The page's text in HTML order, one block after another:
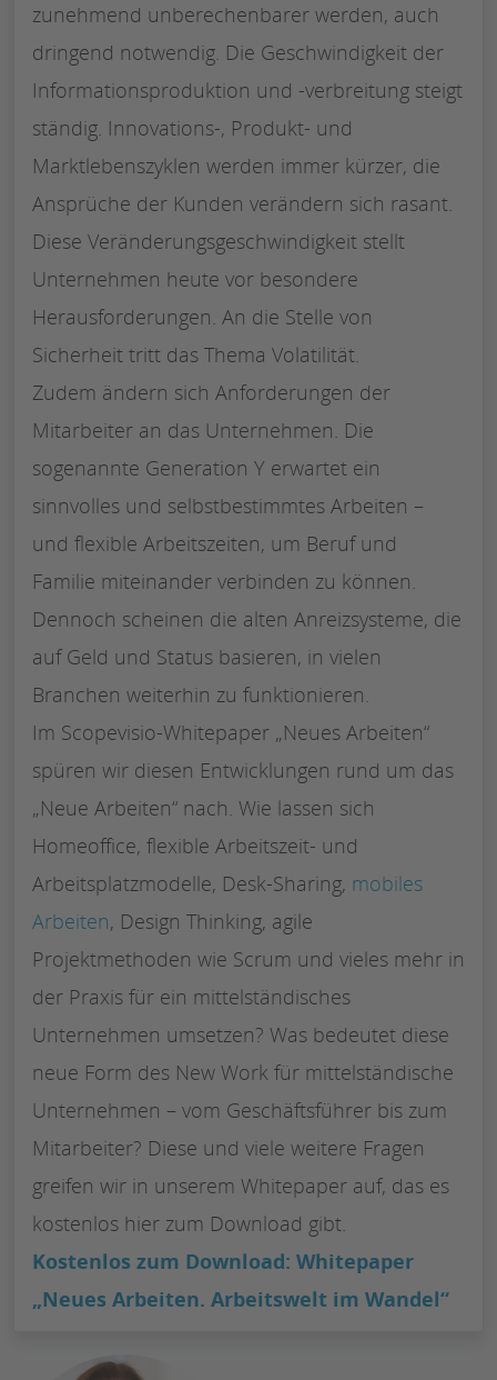
zunehmend unberechenbarer werden, auch
dringend notwendig. Die Geschwindigkeit der
Informationsproduktion und -verbreitung steigt
ständig. Innovations-, Produkt- und
Marktlebenszyklen werden immer kürzer, die
Ansprüche der Kunden verändern sich rasant.
Diese Veränderungsgeschwindigkeit stellt
Unternehmen heute vor besondere
Herausforderungen. An die Stelle von
Sicherheit tritt das Thema Volatilität.
Zudem ändern sich Anforderungen der
Mitarbeiter an das Unternehmen. Die
sogenannte Generation Y erwartet ein
sinnvolles und selbstbestimmtes Arbeiten –
und flexible Arbeitszeiten, um Beruf und
Familie miteinander verbinden zu können.
Dennoch scheinen die alten Anreizsysteme, die
auf Geld und Status basieren, in vielen
Branchen weiterhin zu funktionieren.
Im Scopevisio-Whitepaper „Neues Arbeiten“
spüren wir diesen Entwicklungen rund um das
„Neue Arbeiten“ nach. Wie lassen sich
Homeoffice, flexible Arbeitszeit- und
Arbeitsplatzmodelle, Desk-Sharing, mobiles
Arbeiten, Design Thinking, agile
Projektmethoden wie Scrum und vieles mehr in
der Praxis für ein mittelständisches
Unternehmen umsetzen? Was bedeutet diese
neue Form des New Work für mittelständische
Unternehmen – vom Geschäftsführer bis zum
Mitarbeiter? Diese und viele weitere Fragen
greifen wir in unserem Whitepaper auf, das es
kostenlos hier zum Download gibt.
Kostenlos zum Download: Whitepaper
„Neues Arbeiten. Arbeitswelt im Wandel“